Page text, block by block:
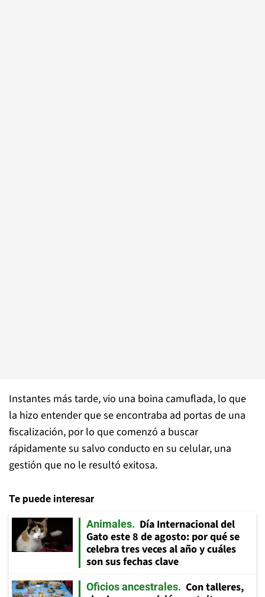
Instantes más tarde, vio una boina camuflada, lo que
la hizo entender que se encontraba ad portas de una
fiscalización, por lo que comenzó a buscar
rápidamente su salvo conducto en su celular, una
gestión que no le resultó exitosa.
Te puede interesar
Animales
Día Internacional del
Gato este 8 de agosto: por qué se
celebra tres veces al año y cuáles
son sus fechas clave
Oficios ancestrales
Con talleres,